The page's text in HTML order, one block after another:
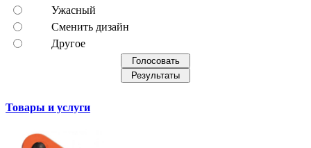
Ужасный
Сменить дизайн
Другое
Товары и услуги